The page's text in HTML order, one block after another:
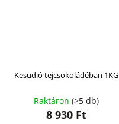
Kesudió tejcsokoládéban 1KG
Raktáron (>5 db)
8 930 Ft